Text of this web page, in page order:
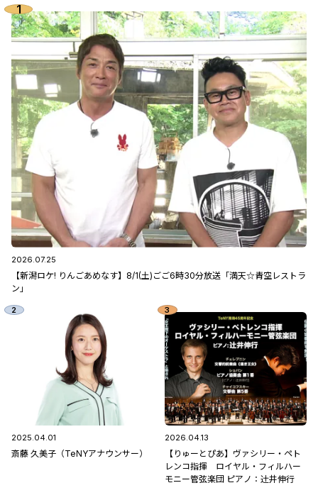
2026.07.25
【新潟ロケ! りんごあめなす】8/1(土)ごご6時30分放送「満天☆青空レストラ
ン」
2025.04.01
斎藤 久美子（TeNYアナウンサー）
2026.04.13
【りゅーとぴあ】ヴァシリー・ペト
レンコ指揮 ロイヤル・フィルハー
モニー管弦楽団 ピアノ：辻󠄀井伸行